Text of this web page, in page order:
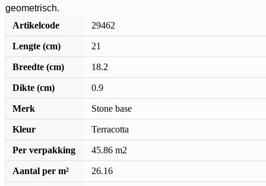
geometrisch.
Artikelcode
29462
Lengte (cm) 21
Breedte (cm) 18.2
Dikte (cm) 0.9
Merk Stone base
Kleur Terracotta
Per verpakking 45.86 m2
Aantal per m² 26.16